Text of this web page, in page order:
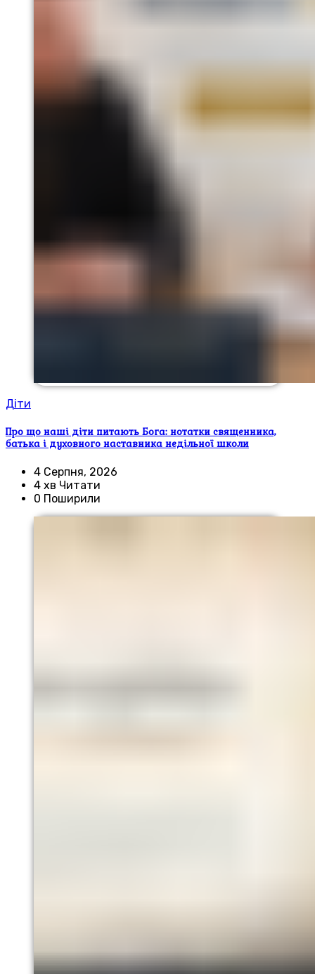
Діти
Про що наші діти питають Бога: нотатки священника,
батька і духовного наставника недільної школи
4 Серпня, 2026
4 хв Читати
0 Поширили